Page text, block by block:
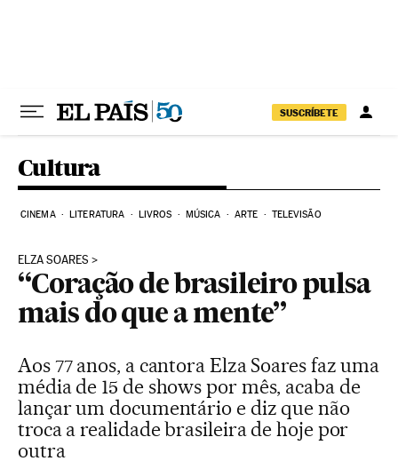
SUSCRÍBETE
Cultura
CINEMA LITERATURA LIVROS MÚSICA ARTE TELEVISÃO
ELZA SOARES
“Coração de brasileiro pulsa
mais do que a mente”
Aos 77 anos, a cantora Elza Soares faz uma
média de 15 de shows por mês, acaba de
lançar um documentário e diz que não
troca a realidade brasileira de hoje por
outra